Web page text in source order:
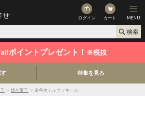
ログイン カート MENU
ポイントプレゼント！ ※税抜
特集を見る
＞焼き菓子 ＞ 金谷ホテルクッキース